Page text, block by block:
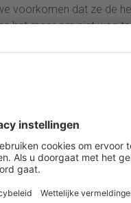
voorkomen dat ze de
het maar om niet weg
te helpen:
zelfkennis en de wens
het vergrootglas
En hou dat
genomen moeten
harde evidence en